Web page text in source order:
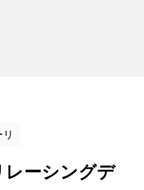
ーシングデ